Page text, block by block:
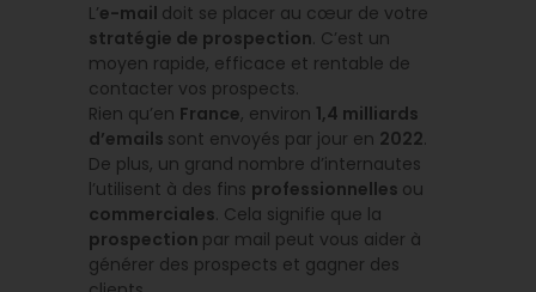
L’e-mail doit se placer au cœur de votre
stratégie de prospection. C’est un
moyen rapide, efficace et rentable de
contacter vos prospects.
Rien qu’en France, environ 1,4 milliards
d’emails sont envoyés par jour en 2022.
De plus, un grand nombre d’internautes
l’utilisent à des fins professionnelles ou
commerciales. Cela signifie que la
prospection par mail peut vous aider à
générer des prospects et gagner des